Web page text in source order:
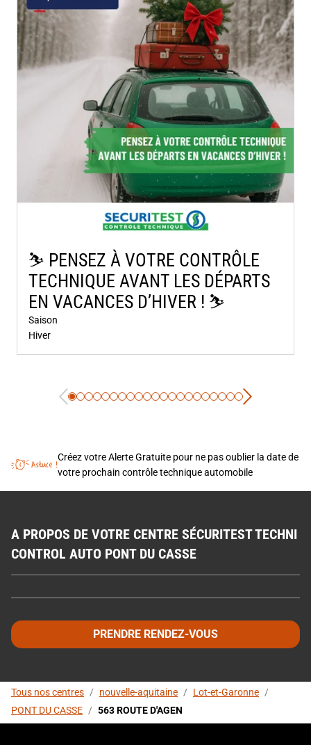
⛷️​ PENSEZ À VOTRE CONTRÔLE
TECHNIQUE AVANT LES DÉPARTS
EN VACANCES D’HIVER ! ⛷️​
Saison
Hiver
Créez votre Alerte Gratuite pour ne pas oublier la date de
votre prochain contrôle technique automobile
A PROPOS DE VOTRE CENTRE SÉCURITEST TECHNI
CONTROL AUTO PONT DU CASSE
PRENDRE RENDEZ-VOUS
Tous nos centres / nouvelle-aquitaine / Lot-et-Garonne /
PONT DU CASSE / 563 ROUTE D'AGEN